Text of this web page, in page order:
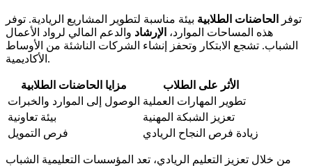
توفر الحاضنات الطلابية بيئة مناسبة لتطوير المشاريع الريادية. توفر
هذه المساحات الموارد، الإرشاد والدعم المالي لرواد الأعمال
الشباب. تشجع الابتكار وتحفز إنشاء الشركات الناشئة من الأوساط
الأكاديمية.
مزايا الحاضنات الطلابية
الأثر على الطلاب
الوصول إلى الموارد والخبرات تطوير المهارات العملية
بيئة تعاونية
تعزيز الشبكة المهنية
فرص التمويل
زيادة فرص النجاح الريادي
من خلال تعزيز التعليم الريادي، تعد المؤسسات التعليمية الشباب